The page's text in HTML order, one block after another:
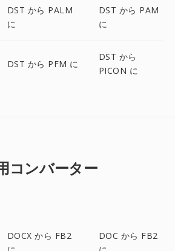
DST から PALM
に
DST から PAM
に
DST から PFM に
DST から
PICON に
コンバーター
DOCX から FB2
DOC から FB2